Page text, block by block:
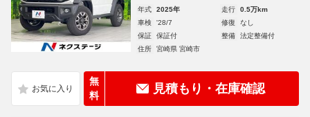
年式 2025年 走行
0.5万km
車検
'28/7 修復
なし
保証
保証付 整備
法定整備付
住所
宮崎県 宮崎市
無
料
見積もり・在庫確認